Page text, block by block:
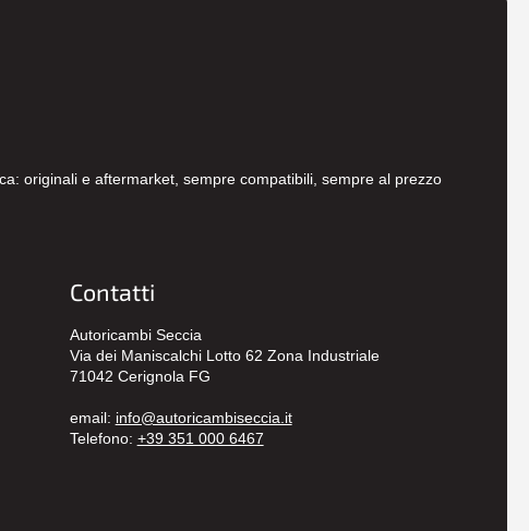
originali e aftermarket, sempre compatibili, sempre al prezzo
Contatti
Autoricambi Seccia
Via dei Maniscalchi Lotto 62 Zona Industriale
71042 Cerignola FG
email: info@autoricambiseccia.it
Telefono: +39 351 000 6467